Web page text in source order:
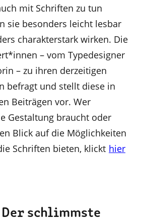
mit Schriften zu tun
sie besonders leicht lesbar
charakterstark wirken. Die
– vom Typedesigner
– zu ihren derzeitigen
befragt und stellt diese in
Beiträgen vor. Wer
Gestaltung braucht oder
Blick auf die Möglichkeiten
Schriften bieten, klickt hier
schlimmste